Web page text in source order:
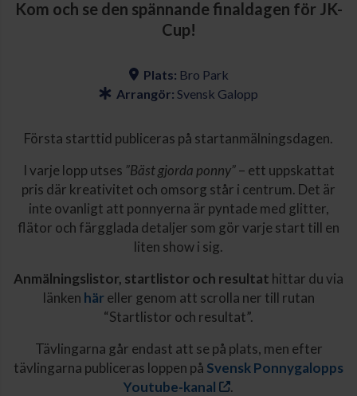
Kom och se den spännande finaldagen för JK-
Cup!
Plats: Bro Park
Arrangör: Svensk Galopp
Första starttid publiceras på startanmälningsdagen.
I varje lopp utses ”Bäst gjorda ponny”– ett uppskattat
pris där kreativitet och omsorg står i centrum. Det är
inte ovanligt att ponnyerna är pyntade med glitter,
flätor och färgglada detaljer som gör varje start till en
liten show i sig.
Anmälningslistor, startlistor och resultat hittar du via
länken häreller genom att scrolla ner till rutan
“Startlistor och resultat”.
Tävlingarna går endast att se på plats, men efter
tävlingarna publiceras loppen på Svensk Ponnygalopps
Youtube-kanal
.